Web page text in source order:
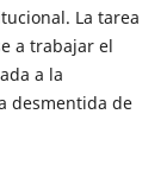
La tarea
a trabajar el
a la
desmentida de